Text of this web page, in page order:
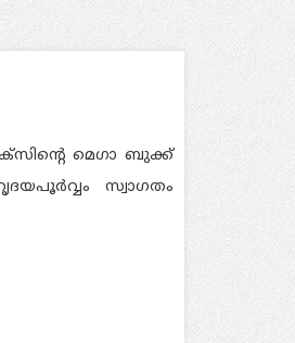
മെഗാ ബുക്ക്
സ്വാഗതം